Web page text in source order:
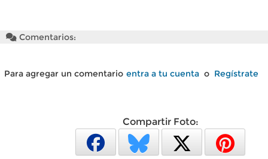
Comentarios:
Para agregar un comentario entra a tu cuenta o Regístrate
Compartir Foto: